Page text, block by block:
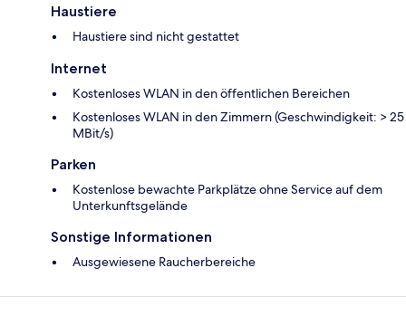
Haustiere
Haustiere sind nicht gestattet
Internet
Kostenloses WLAN in den öffentlichen Bereichen
Kostenloses WLAN in den Zimmern (Geschwindigkeit: > 25
MBit/s)
Parken
Kostenlose bewachte Parkplätze ohne Service auf dem
Unterkunftsgelände
Sonstige Informationen
Ausgewiesene Raucherbereiche